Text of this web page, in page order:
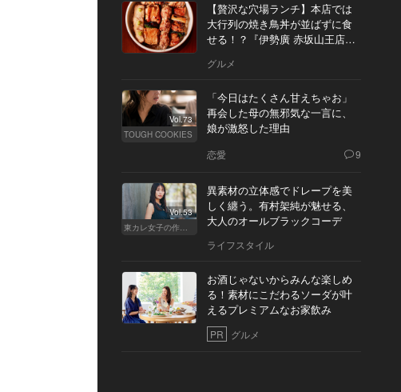
【贅沢な穴場ランチ】本店では
大行列の焼き鳥丼が並ばずに食
せる！？『伊勢廣 赤坂山王店』
グルメ
Vol.73
TOUGH COOKIES
「今日はたくさん甘えちゃお」
再会した母の無邪気な一言に、
娘が激怒した理由
恋愛 9
Vol.53
東カレ女子の作り方
異素材の立体感でドレープを美
しく纏う。有村架純が魅せる、
大人のオールブラックコーデ
ライフスタイル
お酒じゃないからみんな楽しめ
る！素材にこだわるソーダが叶
えるプレミアムなお家飲み
PR グルメ